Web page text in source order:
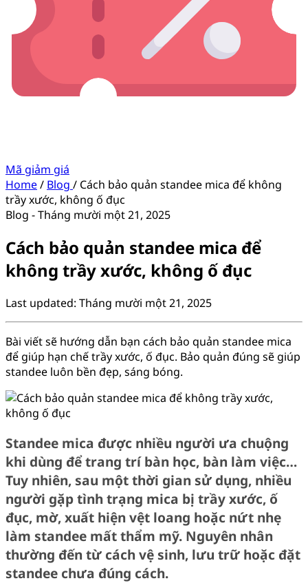
Mã giảm giá
Home/ Blog / Cách bảo quản standee mica để không
trầy xước, không ố đục
Blog -Tháng mười một 21, 2025
Cách bảo quản standee mica để
không trầy xước, không ố đục
Last updated: Tháng mười một 21, 2025
Bài viết sẽ hướng dẫn bạn cách bảo quản standee mica
để giúp hạn chế trầy xước, ố đục. Bảo quản đúng sẽ giúp
standee luôn bền đẹp, sáng bóng.
Standee mica được nhiều người ưa chuộng
khi dùng để trang trí bàn học, bàn làm việc…
Tuy nhiên, sau một thời gian sử dụng, nhiều
người gặp tình trạng mica bị trầy xước, ố
đục, mờ, xuất hiện vệt loang hoặc nứt nhẹ
làm standee mất thẩm mỹ. Nguyên nhân
thường đến từ cách vệ sinh, lưu trữ hoặc đặt
standee chưa đúng cách.